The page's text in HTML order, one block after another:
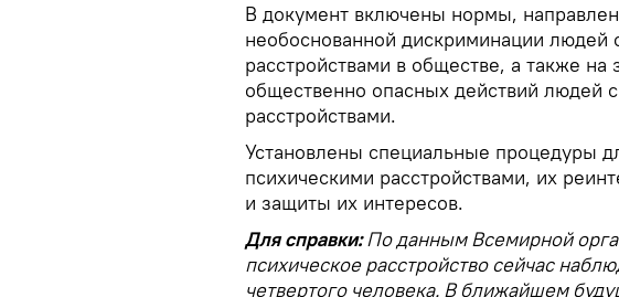
В документ включены нормы,
необоснованной дискриминации людей
расстройствами в обществе, а также на
общественно опасных действий людей
расстройствами.
Установлены специальные процедуры
психическими расстройствами, их
и защиты их интересов.
Для справки:По данным Всемирной
психическое расстройство сейчас
четвертого человека. В ближайшем